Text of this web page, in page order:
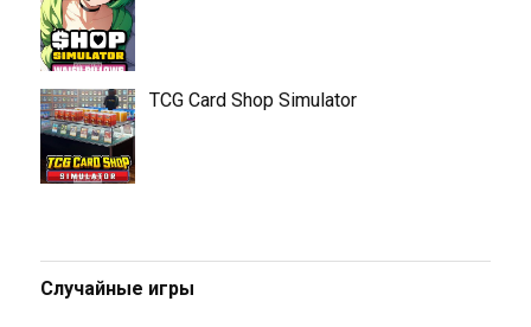
TCG Card Shop Simulator
Случайные игры